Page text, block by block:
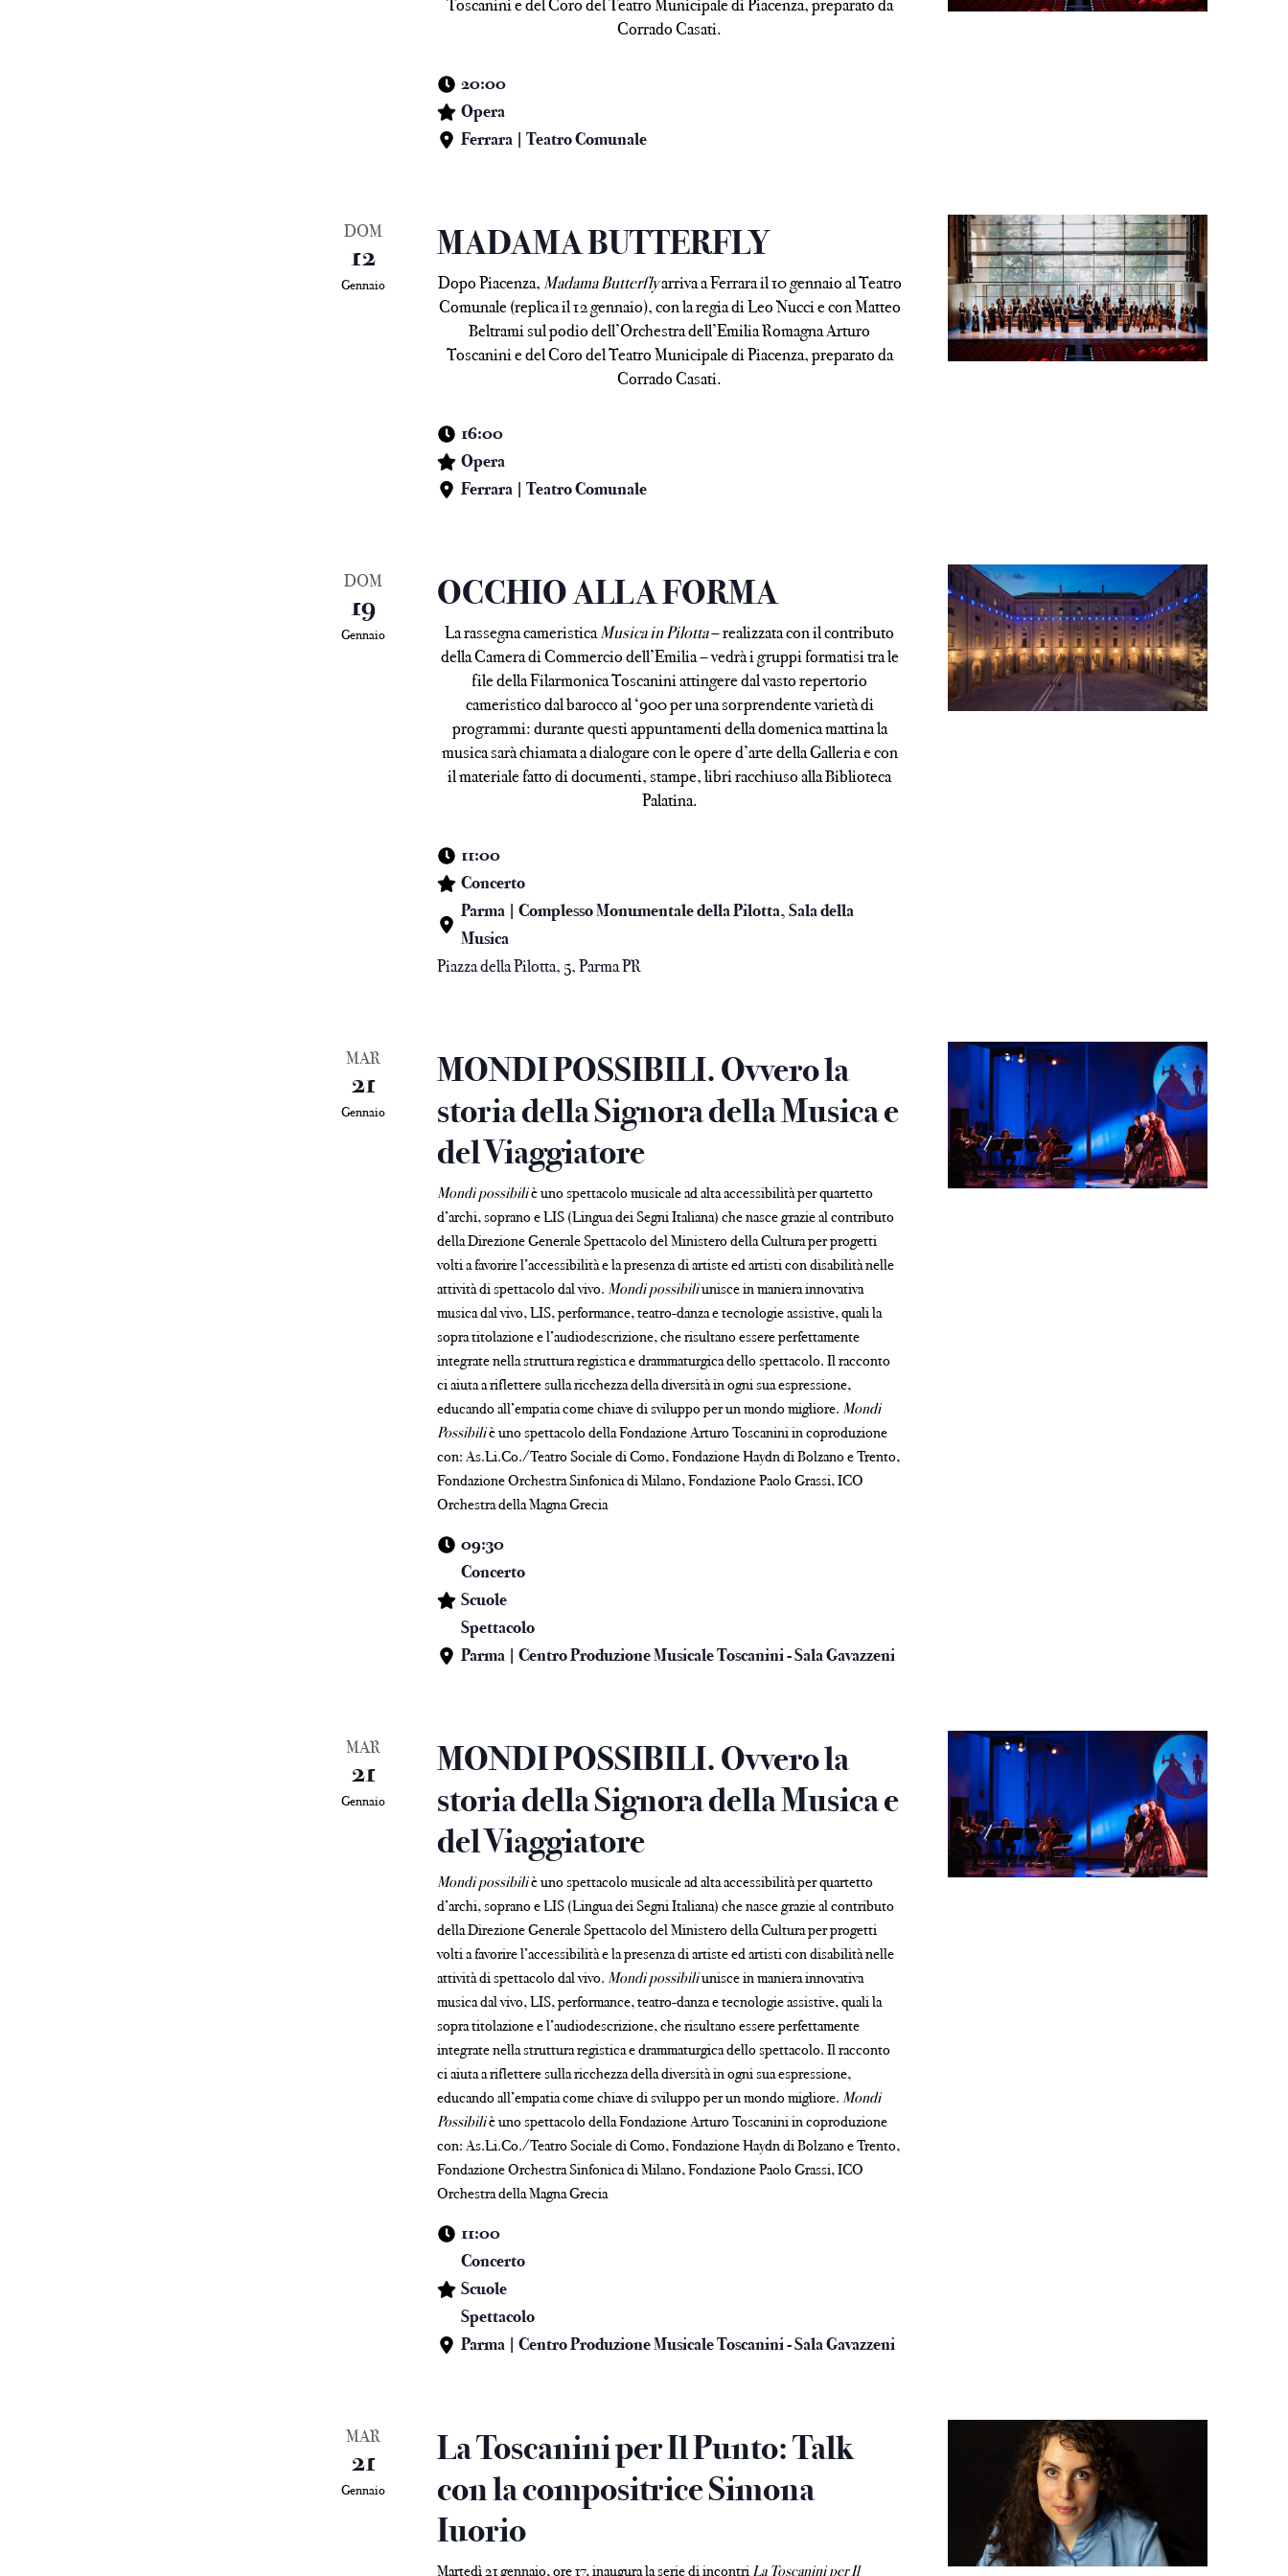
Toscanini e del Coro del Teatro Municipale di Piacenza, preparato da
Corrado Casati.
20:00
Opera
Ferrara | Teatro Comunale
DOM
12
Gennaio
MADAMA BUTTERFLY
Dopo Piacenza,Madama Butterflyarriva a Ferrara il 10 gennaio al Teatro
Comunale (replica il 12 gennaio), con la regia di Leo Nucci e con Matteo
Beltrami sul podio dell’Orchestra dell’Emilia Romagna Arturo
Toscanini e del Coro del Teatro Municipale di Piacenza, preparato da
Corrado Casati.
16:00
Opera
Ferrara | Teatro Comunale
DOM
19
Gennaio
OCCHIO ALLA FORMA
La rassegna cameristicaMusica in Pilotta– realizzata con il contributo
della Camera di Commercio dell’Emilia – vedrà i gruppi formatisi tra le
file della Filarmonica Toscanini attingere dal vasto repertorio
cameristico dal barocco al ‘900 per una sorprendente varietà di
programmi: durante questi appuntamenti della domenica mattina la
musica sarà chiamata a dialogare con le opere d’arte della Galleria e con
il materiale fatto di documenti, stampe, libri racchiuso alla Biblioteca
Palatina.
11:00
Concerto
Parma | Complesso Monumentale della Pilotta, Sala della
Musica
Piazza della Pilotta, 5, Parma PR
MAR
21
Gennaio
MONDI POSSIBILI. Ovvero la
storia della Signora della Musica e
del Viaggiatore
Mondi possibiliè uno spettacolo musicale ad alta accessibilità per quartetto
d’archi, soprano e LIS (Lingua dei Segni Italiana) che nasce grazie al contributo
della Direzione Generale Spettacolo del Ministero della Cultura per progetti
volti a favorire l’accessibilità e la presenza di artiste ed artisti con disabilità nelle
attività di spettacolo dal vivo.Mondi possibiliunisce in maniera innovativa
musica dal vivo, LIS, performance, teatro-danza e tecnologie assistive, quali la
sopra titolazione e l’audiodescrizione, che risultano essere perfettamente
integrate nella struttura registica e drammaturgica dello spettacolo. Il racconto
ci aiuta a riflettere sulla ricchezza della diversità in ogni sua espressione,
educando all’empatia come chiave di sviluppo per un mondo migliore.Mondi
Possibiliè uno spettacolo della Fondazione Arturo Toscanini in coproduzione
con: As.Li.Co./Teatro Sociale di Como, Fondazione Haydn di Bolzano e Trento,
Fondazione Orchestra Sinfonica di Milano, Fondazione Paolo Grassi, ICO
Orchestra della Magna Grecia
09:30
Concerto
Scuole
Spettacolo
Parma | Centro Produzione Musicale Toscanini - Sala Gavazzeni
MAR
21
Gennaio
MONDI POSSIBILI. Ovvero la
storia della Signora della Musica e
del Viaggiatore
Mondi possibiliè uno spettacolo musicale ad alta accessibilità per quartetto
d’archi, soprano e LIS (Lingua dei Segni Italiana) che nasce grazie al contributo
della Direzione Generale Spettacolo del Ministero della Cultura per progetti
volti a favorire l’accessibilità e la presenza di artiste ed artisti con disabilità nelle
attività di spettacolo dal vivo.Mondi possibiliunisce in maniera innovativa
musica dal vivo, LIS, performance, teatro-danza e tecnologie assistive, quali la
sopra titolazione e l’audiodescrizione, che risultano essere perfettamente
integrate nella struttura registica e drammaturgica dello spettacolo. Il racconto
ci aiuta a riflettere sulla ricchezza della diversità in ogni sua espressione,
educando all’empatia come chiave di sviluppo per un mondo migliore.Mondi
Possibiliè uno spettacolo della Fondazione Arturo Toscanini in coproduzione
con: As.Li.Co./Teatro Sociale di Como, Fondazione Haydn di Bolzano e Trento,
Fondazione Orchestra Sinfonica di Milano, Fondazione Paolo Grassi, ICO
Orchestra della Magna Grecia
11:00
Concerto
Scuole
Spettacolo
Parma | Centro Produzione Musicale Toscanini - Sala Gavazzeni
MAR
21
Gennaio
La Toscanini per Il Punto: Talk
con la compositrice Simona
Iuorio
Martedì 21 gennaio, ore 17, inaugura la serie di incontriLa Toscanini per Il